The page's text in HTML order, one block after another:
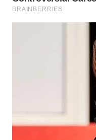
ID